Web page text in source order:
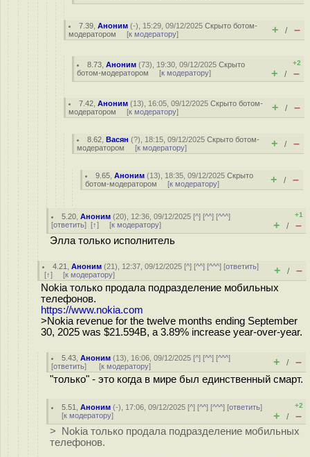
7.39 ,Аноним (-), 15:29, 09/12/2025Скрыто ботом-
модератором [к модератору] + / –
8.73 ,Аноним (73), 19:30, 09/12/2025Скрыто
ботом-модератором [к модератору]
+2
+ / –
7.42 ,Аноним (13), 16:05, 09/12/2025Скрыто ботом-
модератором [к модератору] + / –
8.62 ,Васян (?), 18:15, 09/12/2025Скрыто ботом-
модератором [к модератору] + / –
9.65 ,Аноним (13), 18:35, 09/12/2025Скрыто
ботом-модератором [к модератору] + / –
5.20 ,Аноним (20), 12:36, 09/12/2025 [^] [^^] [^^^]
[ответить] [↑] [к модератору]
+1
+ / –
Элла только исполнитель
4.21 ,Аноним (21), 12:37, 09/12/2025 [^] [^^] [^^^] [ответить]
[↑] [к модератору] + / –
Nokia только продала подразделение мобильных
телефонов.
https://www.nokia.com
>Nokia revenue for the twelve months ending September
30, 2025 was $21.594B, a 3.89% increase year-over-year.
5.43 ,Аноним (13), 16:06, 09/12/2025 [^] [^^] [^^^]
[ответить] [к модератору] + / –
"только" - это когда в мире был единственный смарт.
5.51 ,Аноним (-), 17:06, 09/12/2025 [^] [^^] [^^^] [ответить]
[к модератору]
+2
+ / –
> Nokia только продала подразделение мобильных
телефонов.